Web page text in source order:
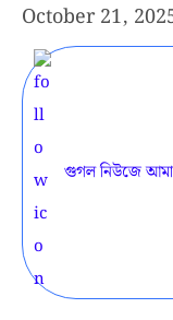
October 21,
গুগল নিউজে